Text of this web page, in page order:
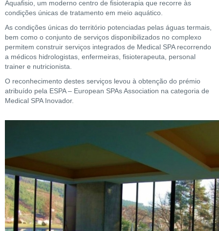
Aquafisio, um moderno centro de fisioterapia que recorre às
condições únicas de tratamento em meio aquático.
As condições únicas do território potenciadas pelas águas termais,
bem como o conjunto de serviços disponibilizados no complexo
permitem construir serviços integrados de Medical SPA recorrendo
a médicos hidrologistas, enfermeiras, fisioterapeuta, personal
trainer e nutricionista.
O reconhecimento destes serviços levou à obtenção do prémio
atribuído pela ESPA – European SPAs Association na categoria de
Medical SPA Inovador.